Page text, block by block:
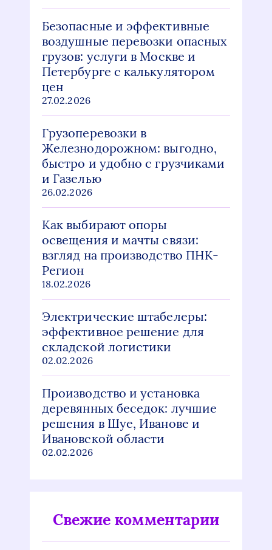
Безопасные и эффективные
воздушные перевозки опасных
грузов: услуги в Москве и
Петербурге с калькулятором
цен
27.02.2026
Грузоперевозки в
Железнодорожном: выгодно,
быстро и удобно с грузчиками
и Газелью
26.02.2026
Как выбирают опоры
освещения и мачты связи:
взгляд на производство ПНК-
Регион
18.02.2026
Электрические штабелеры:
эффективное решение для
складской логистики
02.02.2026
Производство и установка
деревянных беседок: лучшие
решения в Шуе, Иванове и
Ивановской области
02.02.2026
Свежие комментарии